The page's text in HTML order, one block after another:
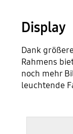
Display
Dank
Rahmens
noch mehr
leuchtende